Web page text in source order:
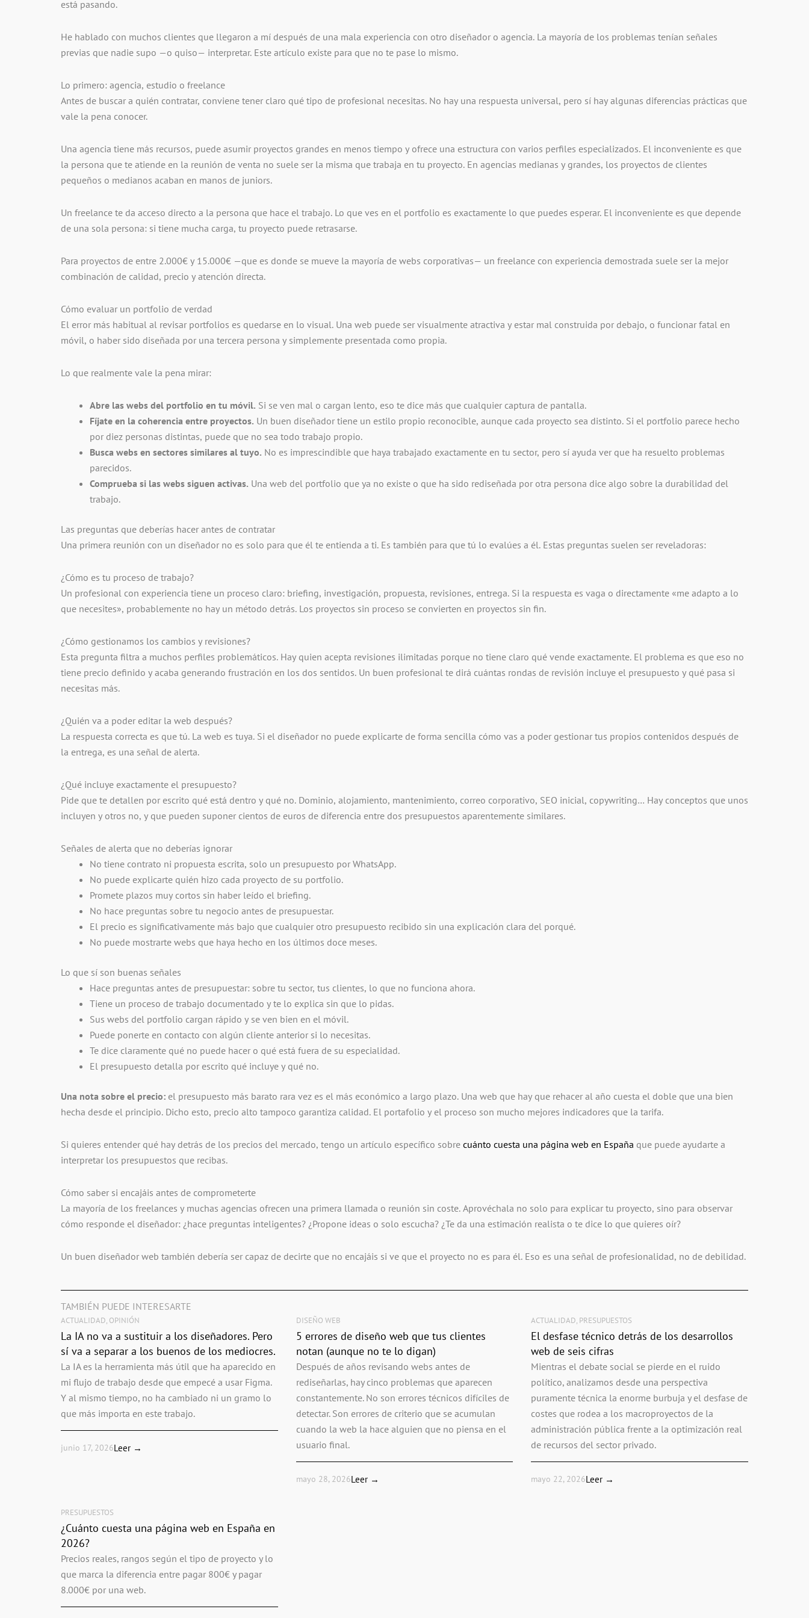
está pasando.
He hablado con muchos clientes que llegaron a mí después de una mala experiencia con otro diseñador o agencia. La mayoría de los problemas tenían señales
previas que nadie supo —o quiso— interpretar. Este artículo existe para que no te pase lo mismo.
Lo primero: agencia, estudio o freelance
Antes de buscar a quién contratar, conviene tener claro qué tipo de profesional necesitas. No hay una respuesta universal, pero sí hay algunas diferencias prácticas que
vale la pena conocer.
Una agencia tiene más recursos, puede asumir proyectos grandes en menos tiempo y ofrece una estructura con varios perfiles especializados. El inconveniente es que
la persona que te atiende en la reunión de venta no suele ser la misma que trabaja en tu proyecto. En agencias medianas y grandes, los proyectos de clientes
pequeños o medianos acaban en manos de juniors.
Un freelance te da acceso directo a la persona que hace el trabajo. Lo que ves en el portfolio es exactamente lo que puedes esperar. El inconveniente es que depende
de una sola persona: si tiene mucha carga, tu proyecto puede retrasarse.
Para proyectos de entre 2.000€ y 15.000€ —que es donde se mueve la mayoría de webs corporativas— un freelance con experiencia demostrada suele ser la mejor
combinación de calidad, precio y atención directa.
Cómo evaluar un portfolio de verdad
El error más habitual al revisar portfolios es quedarse en lo visual. Una web puede ser visualmente atractiva y estar mal construida por debajo, o funcionar fatal en
móvil, o haber sido diseñada por una tercera persona y simplemente presentada como propia.
Lo que realmente vale la pena mirar:
Abre las webs del portfolio en tu móvil. Si se ven mal o cargan lento, eso te dice más que cualquier captura de pantalla.
Fíjate en la coherencia entre proyectos. Un buen diseñador tiene un estilo propio reconocible, aunque cada proyecto sea distinto. Si el portfolio parece hecho
por diez personas distintas, puede que no sea todo trabajo propio.
Busca webs en sectores similares al tuyo. No es imprescindible que haya trabajado exactamente en tu sector, pero sí ayuda ver que ha resuelto problemas
parecidos.
Comprueba si las webs siguen activas. Una web del portfolio que ya no existe o que ha sido rediseñada por otra persona dice algo sobre la durabilidad del
trabajo.
Las preguntas que deberías hacer antes de contratar
Una primera reunión con un diseñador no es solo para que él te entienda a ti. Es también para que tú lo evalúes a él. Estas preguntas suelen ser reveladoras:
¿Cómo es tu proceso de trabajo?
Un profesional con experiencia tiene un proceso claro: briefing, investigación, propuesta, revisiones, entrega. Si la respuesta es vaga o directamente «me adapto a lo
que necesites», probablemente no hay un método detrás. Los proyectos sin proceso se convierten en proyectos sin fin.
¿Cómo gestionamos los cambios y revisiones?
Esta pregunta filtra a muchos perfiles problemáticos. Hay quien acepta revisiones ilimitadas porque no tiene claro qué vende exactamente. El problema es que eso no
tiene precio definido y acaba generando frustración en los dos sentidos. Un buen profesional te dirá cuántas rondas de revisión incluye el presupuesto y qué pasa si
necesitas más.
¿Quién va a poder editar la web después?
La respuesta correcta es que tú. La web es tuya. Si el diseñador no puede explicarte de forma sencilla cómo vas a poder gestionar tus propios contenidos después de
la entrega, es una señal de alerta.
¿Qué incluye exactamente el presupuesto?
Pide que te detallen por escrito qué está dentro y qué no. Dominio, alojamiento, mantenimiento, correo corporativo, SEO inicial, copywriting… Hay conceptos que unos
incluyen y otros no, y que pueden suponer cientos de euros de diferencia entre dos presupuestos aparentemente similares.
Señales de alerta que no deberías ignorar
No tiene contrato ni propuesta escrita, solo un presupuesto por WhatsApp.
No puede explicarte quién hizo cada proyecto de su portfolio.
Promete plazos muy cortos sin haber leído el briefing.
No hace preguntas sobre tu negocio antes de presupuestar.
El precio es significativamente más bajo que cualquier otro presupuesto recibido sin una explicación clara del porqué.
No puede mostrarte webs que haya hecho en los últimos doce meses.
Lo que sí son buenas señales
Hace preguntas antes de presupuestar: sobre tu sector, tus clientes, lo que no funciona ahora.
Tiene un proceso de trabajo documentado y te lo explica sin que lo pidas.
Sus webs del portfolio cargan rápido y se ven bien en el móvil.
Puede ponerte en contacto con algún cliente anterior si lo necesitas.
Te dice claramente qué no puede hacer o qué está fuera de su especialidad.
El presupuesto detalla por escrito qué incluye y qué no.
Una nota sobre el precio:el presupuesto más barato rara vez es el más económico a largo plazo. Una web que hay que rehacer al año cuesta el doble que una bien
hecha desde el principio. Dicho esto, precio alto tampoco garantiza calidad. El portafolio y el proceso son mucho mejores indicadores que la tarifa.
Si quieres entender qué hay detrás de los precios del mercado, tengo un artículo específico sobre cuánto cuesta una página web en España que puede ayudarte a
interpretar los presupuestos que recibas.
Cómo saber si encajáis antes de comprometerte
La mayoría de los freelances y muchas agencias ofrecen una primera llamada o reunión sin coste. Aprovéchala no solo para explicar tu proyecto, sino para observar
cómo responde el diseñador: ¿hace preguntas inteligentes? ¿Propone ideas o solo escucha? ¿Te da una estimación realista o te dice lo que quieres oír?
Un buen diseñador web también debería ser capaz de decirte que no encajáis si ve que el proyecto no es para él. Eso es una señal de profesionalidad, no de debilidad.
TAMBIÉN PUEDE INTERESARTE
ACTUALIDAD, OPINIÓN
La IA no va a sustituir a los diseñadores. Pero
sí va a separar a los buenos de los mediocres.
La IA es la herramienta más útil que ha aparecido en
mi flujo de trabajo desde que empecé a usar Figma.
Y al mismo tiempo, no ha cambiado ni un gramo lo
que más importa en este trabajo.
junio 17, 2026Leer →
DISEÑO WEB
5 errores de diseño web que tus clientes
notan (aunque no te lo digan)
Después de años revisando webs antes de
rediseñarlas, hay cinco problemas que aparecen
constantemente. No son errores técnicos difíciles de
detectar. Son errores de criterio que se acumulan
cuando la web la hace alguien que no piensa en el
usuario final.
mayo 28, 2026Leer →
ACTUALIDAD, PRESUPUESTOS
El desfase técnico detrás de los desarrollos
web de seis cifras
Mientras el debate social se pierde en el ruido
político, analizamos desde una perspectiva
puramente técnica la enorme burbuja y el desfase de
costes que rodea a los macroproyectos de la
administración pública frente a la optimización real
de recursos del sector privado.
mayo 22, 2026Leer →
PRESUPUESTOS
¿Cuánto cuesta una página web en España en
2026?
Precios reales, rangos según el tipo de proyecto y lo
que marca la diferencia entre pagar 800€ y pagar
8.000€ por una web.